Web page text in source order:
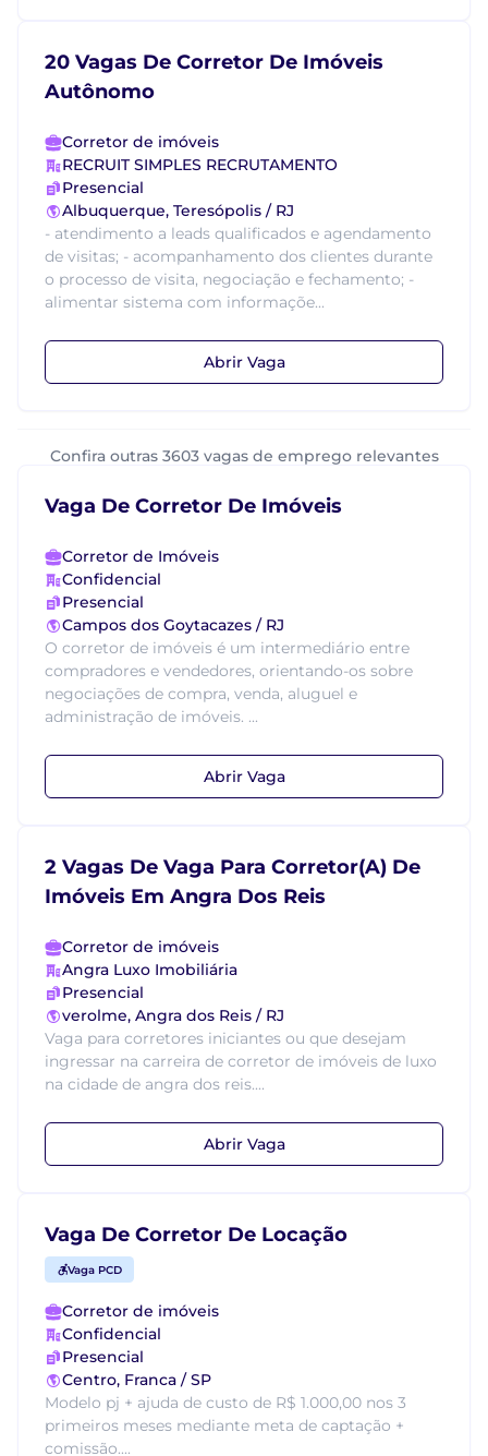
20 Vagas De Corretor De Imóveis
Autônomo
Corretor de imóveis
RECRUIT SIMPLES RECRUTAMENTO
Presencial
Albuquerque, Teresópolis / RJ
- atendimento a leads qualificados e agendamento
de visitas; - acompanhamento dos clientes durante
o processo de visita, negociação e fechamento; -
alimentar sistema com informaçõe...
Abrir Vaga
Confira outras 3603 vagas de emprego relevantes
Vaga De Corretor De Imóveis
Corretor de Imóveis
Confidencial
Presencial
Campos dos Goytacazes / RJ
O corretor de imóveis é um intermediário entre
compradores e vendedores, orientando-os sobre
negociações de compra, venda, aluguel e
administração de imóveis. ...
Abrir Vaga
2 Vagas De Vaga Para Corretor(A) De
Imóveis Em Angra Dos Reis
Corretor de imóveis
Angra Luxo Imobiliária
Presencial
verolme, Angra dos Reis / RJ
Vaga para corretores iniciantes ou que desejam
ingressar na carreira de corretor de imóveis de luxo
na cidade de angra dos reis....
Abrir Vaga
Vaga De Corretor De Locação
Vaga PCD
Corretor de imóveis
Confidencial
Presencial
Centro, Franca / SP
Modelo pj + ajuda de custo de R$ 1.000,00 nos 3
primeiros meses mediante meta de captação +
comissão....